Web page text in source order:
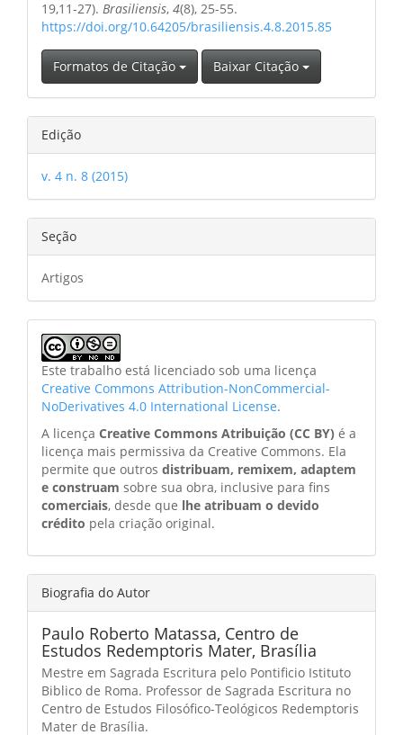
19,11-27). Brasiliensis, 4(8), 25-55.
https://doi.org/10.64205/brasiliensis.4.8.2015.85
Formatos de Citação Baixar Citação
Edição
v. 4 n. 8 (2015)
Seção
Artigos
Este trabalho está licenciado sob uma licença
Creative Commons Attribution-NonCommercial-
NoDerivatives 4.0 International License.
A licença Creative Commons Atribuição (CC BY) é a
licença mais permissiva da Creative Commons. Ela
permite que outros distribuam, remixem, adaptem
e construam sobre sua obra, inclusive para fins
comerciais, desde que lhe atribuam o devido
crédito pela criação original.
Biografia do Autor
Paulo Roberto Matassa, Centro de
Estudos Redemptoris Mater, Brasília
Mestre em Sagrada Escritura pelo Pontificio Istituto
Biblico de Roma. Professor de Sagrada Escritura no
Centro de Estudos Filosófico-Teológicos Redemptoris
Mater de Brasília.